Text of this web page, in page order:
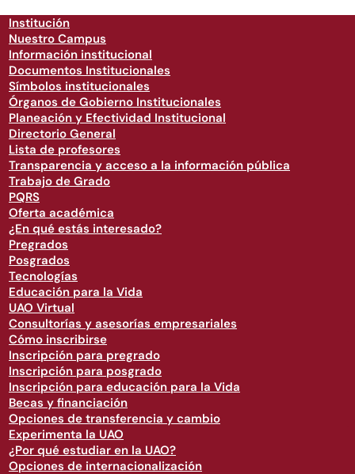
Institución
Nuestro Campus
Información institucional
Documentos Institucionales
Símbolos institucionales
Órganos de Gobierno Institucionales
Planeación y Efectividad Institucional
Directorio General
Lista de profesores
Transparencia y acceso a la información pública
Trabajo de Grado
PQRS
Oferta académica
¿En qué estás interesado?
Pregrados
Posgrados
Tecnologías
Educación para la Vida
UAO Virtual
Consultorías y asesorías empresariales
Cómo inscribirse
Inscripción para pregrado
Inscripción para posgrado
Inscripción para educación para la Vida
Becas y financiación
Opciones de transferencia y cambio
Experimenta la UAO
¿Por qué estudiar en la UAO?
Opciones de internacionalización